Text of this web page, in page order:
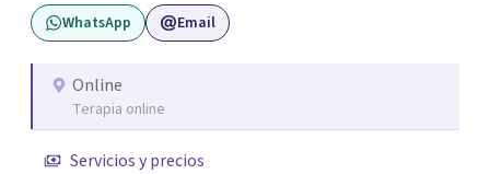
WhatsApp Email
Online
Terapia online
Servicios y precios